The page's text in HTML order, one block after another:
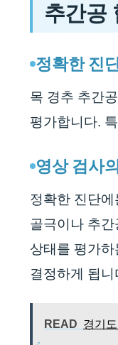
추간공
정확한 진
목 경추 추간
평가합니다.
영상 검사
정확한 진단
골극이나 추
상태를 평가
결정하게 됩니
READ 경기